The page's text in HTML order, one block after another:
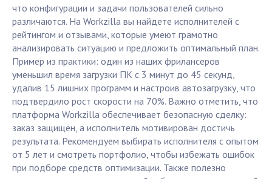
что конфигурации и задачи пользователей сильно
различаются. На Workzilla вы найдете исполнителей с
рейтингом и отзывами, которые умеют грамотно
анализировать ситуацию и предложить оптимальный план.
Пример из практики: один из наших фрилансеров
уменьшил время загрузки ПК с 3 минут до 45 секунд,
удалив 15 лишних программ и настроив автозагрузку, что
подтвердило рост скорости на 70%. Важно отметить, что
платформа Workzilla обеспечивает безопасную сделку:
заказ защищён, а исполнитель мотивирован достичь
результата. Рекомендуем выбирать исполнителя с опытом
от 5 лет и смотреть портфолио, чтобы избежать ошибок
при подборе средств оптимизации. Также полезно